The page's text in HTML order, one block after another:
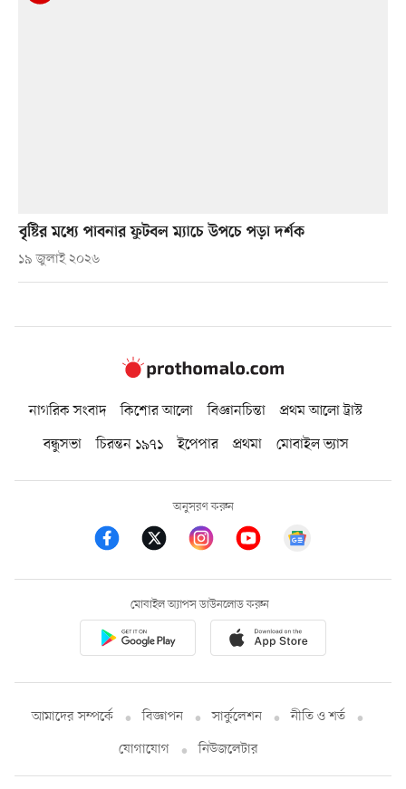
বৃষ্টির মধ্যে পাবনার ফুটবল ম্যাচে উপচে পড়া দর্শক
১৯ জুলাই ২০২৬
নাগরিক সংবাদ কিশোর আলো বিজ্ঞানচিন্তা
প্রথম আলো ট্রাস্ট
বন্ধুসভা
চিরন্তন ১৯৭১ ইপেপার প্রথমা মোবাইল ভ্যাস
অনুসরণ করুন
মোবাইল অ্যাপস ডাউনলোড করুন
আমাদের সম্পর্কে বিজ্ঞাপন সার্কুলেশন
নীতি ও শর্ত
যোগাযোগ
নিউজলেটার